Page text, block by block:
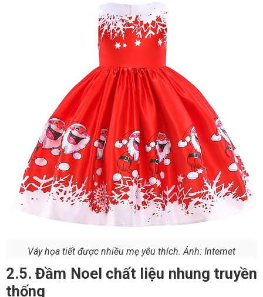
Váy họa tiết được nhiều mẹ yêu thích. Ảnh: Internet
2.5. Đầm Noel chất liệu nhung truyền
thống